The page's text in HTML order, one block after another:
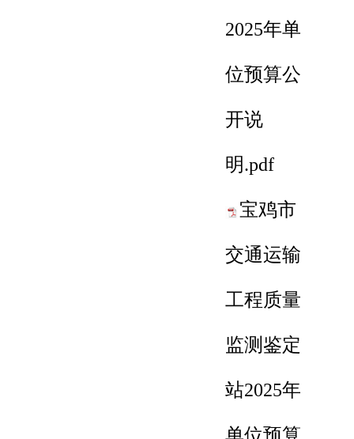
2025年单
位预算公
开说
明.pdf
宝鸡市
交通运输
工程质量
监测鉴定
站2025年